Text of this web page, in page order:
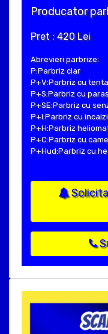
Producator
Pret : 420 Lei
Abrevieri parbrize:
P:Parbriz clar
P+V:Parbriz cu
P+S:Parbriz cu
P+SE:Parbriz cu
P+I:Parbriz cu
P+H:Parbriz
P+C:Parbriz cu
P+Hud:Parbriz cu